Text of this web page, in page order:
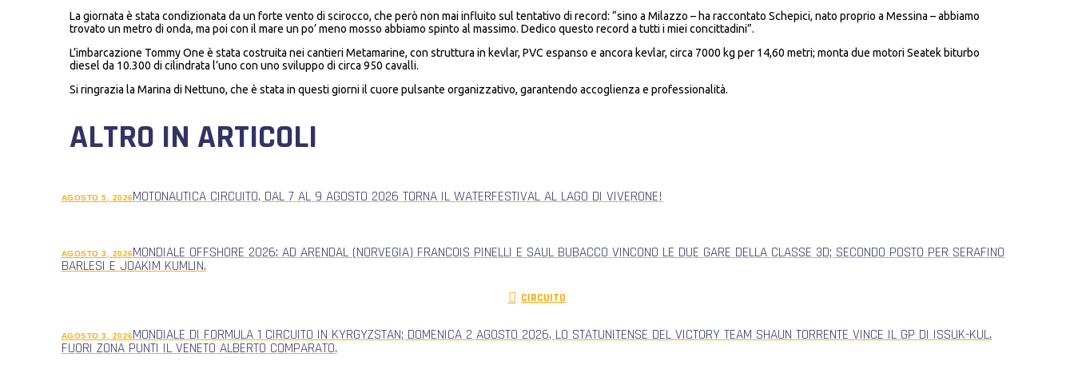
La giornata è stata condizionata da un forte vento di scirocco, che però non mai influito sul tentativo di record: “sino a Milazzo – ha raccontato Schepici, nato proprio a Messina – abbiamo
trovato un metro di onda, ma poi con il mare un po’ meno mosso abbiamo spinto al massimo. Dedico questo record a tutti i miei concittadini”.
L’imbarcazione Tommy One è stata costruita nei cantieri Metamarine, con struttura in kevlar, PVC espanso e ancora kevlar, circa 7000 kg per 14,60 metri; monta due motori Seatek biturbo
diesel da 10.300 di cilindrata l’uno con uno sviluppo di circa 950 cavalli.
Si ringrazia la Marina di Nettuno, che è stata in questi giorni il cuore pulsante organizzativo, garantendo accoglienza e professionalità.
ALTRO IN ARTICOLI
AGOSTO 5, 2026MOTONAUTICA CIRCUITO, DAL 7 AL 9 AGOSTO 2026 TORNA IL WATERFESTIVAL AL LAGO DI VIVERONE!
AGOSTO 3, 2026MONDIALE OFFSHORE 2026: AD ARENDAL (NORVEGIA) FRANCOIS PINELLI E SAUL BUBACCO VINCONO LE DUE GARE DELLA CLASSE 3D; SECONDO POSTO PER SERAFINO
BARLESI E JOAKIM KUMLIN.
CIRCUITO
AGOSTO 3, 2026MONDIALE DI FORMULA 1 CIRCUITO IN KYRGYZSTAN; DOMENICA 2 AGOSTO 2026, LO STATUNITENSE DEL VICTORY TEAM SHAUN TORRENTE VINCE IL GP DI ISSUK-KUL.
FUORI ZONA PUNTI IL VENETO ALBERTO COMPARATO.